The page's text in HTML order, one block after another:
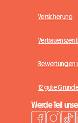
Versicherung
Bewertungen
12 gute
Werde Teil